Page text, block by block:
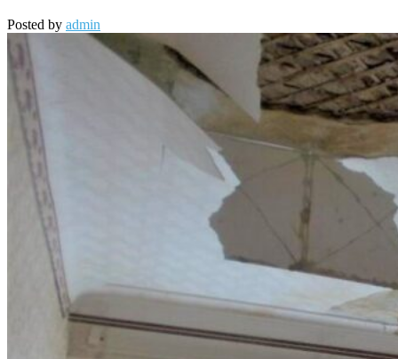
Posted by admin